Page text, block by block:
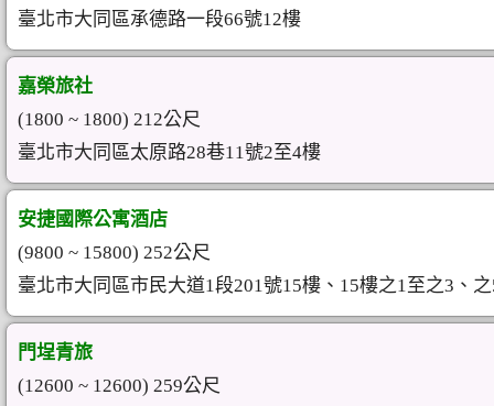
臺北市大同區承德路一段66號12樓
嘉榮旅社
(1800 ~ 1800) 212公尺
臺北市大同區太原路28巷11號2至4樓
安捷國際公寓酒店
(9800 ~ 15800) 252公尺
臺北市大同區市民大道1段201號15樓、15樓之1至之3、
門埕青旅
(12600 ~ 12600) 259公尺